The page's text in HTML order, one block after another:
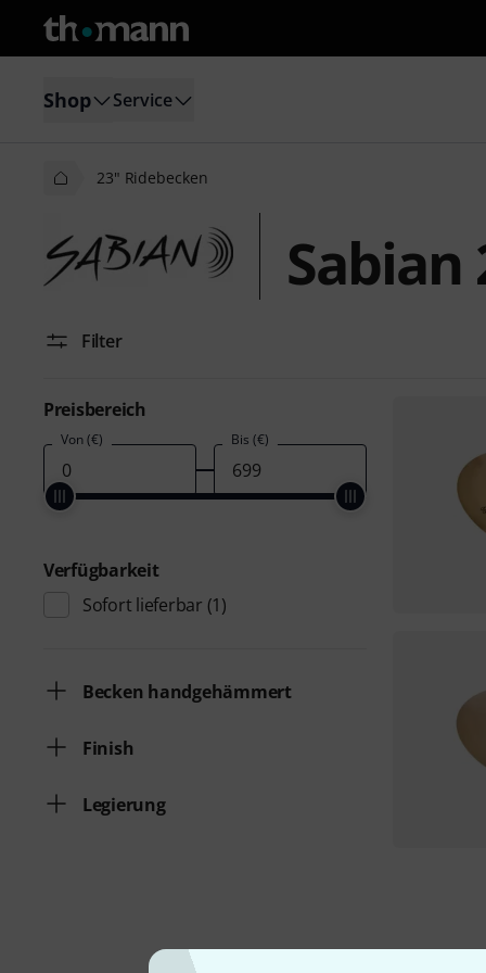
Shop Service
23" Ridebecken
Sabian
Filter
Preisbereich
Von (€) Bis (€)
Verfügbarkeit
Sofort lieferbar (1)
Becken handgehämmert
Finish
Legierung